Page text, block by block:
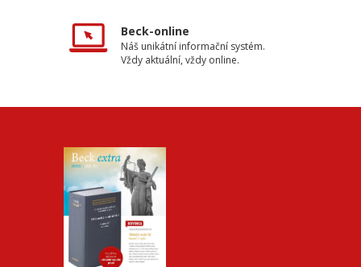
Beck-online
Náš unikátní informační systém.
Vždy aktuální, vždy online.